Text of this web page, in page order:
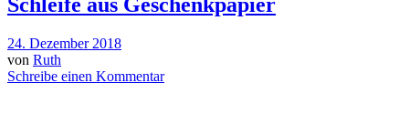
24. Dezember 2018
von Ruth
Schreibe einen Kommentar